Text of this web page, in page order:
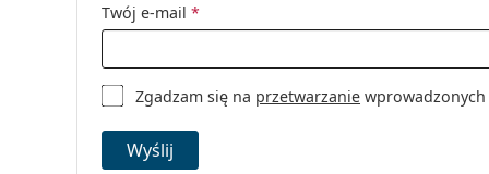
Twój e-mail *
Zgadzam się na przetwarzanie
Wyślij